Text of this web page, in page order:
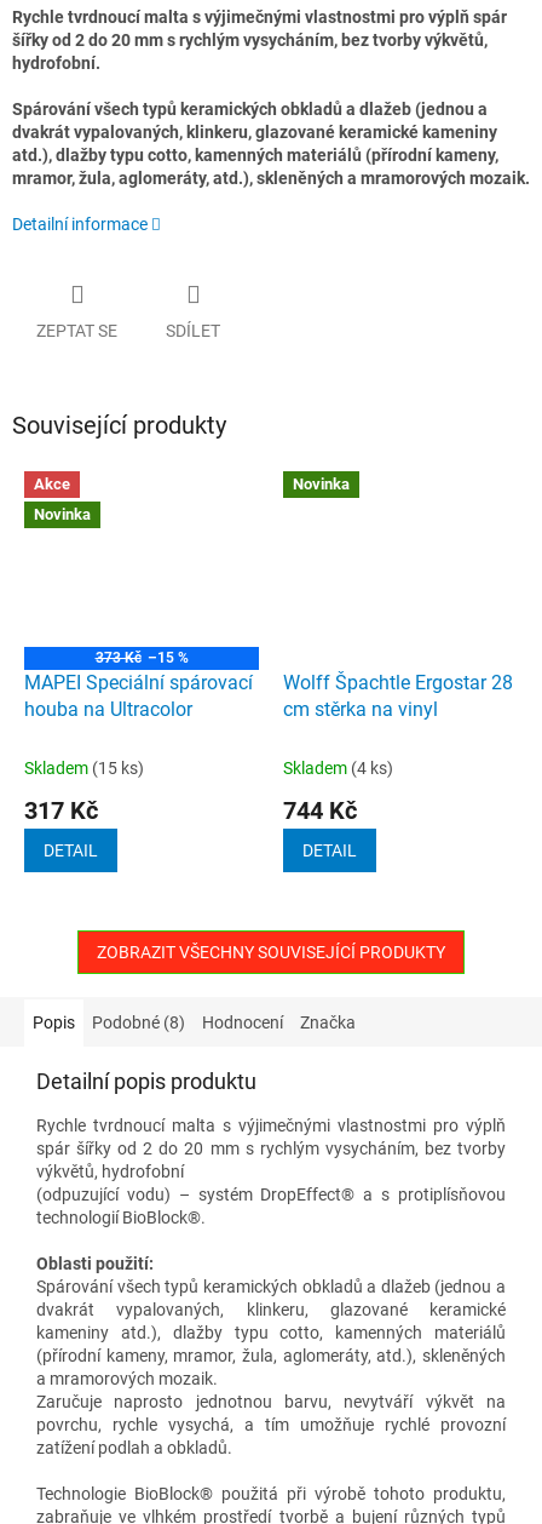
Rychle tvrdnoucí malta s výjimečnými vlastnostmi pro výplň spár
šířky od 2 do 20 mm s rychlým vysycháním, bez tvorby výkvětů,
hydrofobní.
Spárování všech typů keramických obkladů a dlažeb (jednou a
dvakrát vypalovaných, klinkeru, glazované keramické kameniny
atd.), dlažby typu cotto, kamenných materiálů (přírodní kameny,
mramor, žula, aglomeráty, atd.), skleněných a mramorových mozaik.
Detailní informace
ZEPTAT SE SDÍLET
Související produkty
Akce
Novinka
373 Kč –15 %
MAPEI Speciální spárovací
houba na Ultracolor
Skladem (15 ks)
317 Kč
DETAIL
Novinka
Wolff Špachtle Ergostar 28
cm stěrka na vinyl
Skladem (4 ks)
744 Kč
DETAIL
ZOBRAZIT VŠECHNY SOUVISEJÍCÍ PRODUKTY
Popis Podobné (8) Hodnocení Značka
Detailní popis produktu
Rychle tvrdnoucí malta s výjimečnými vlastnostmi pro výplň
spár šířky od 2 do 20 mm s rychlým vysycháním, bez tvorby
výkvětů, hydrofobní
(odpuzující vodu) – systém DropEffect® a s protiplísňovou
technologií BioBlock®.
Oblasti použití:
Spárování všech typů keramických obkladů a dlažeb (jednou a
dvakrát vypalovaných, klinkeru, glazované keramické
kameniny atd.), dlažby typu cotto, kamenných materiálů
(přírodní kameny, mramor, žula, aglomeráty, atd.), skleněných
a mramorových mozaik.
Zaručuje naprosto jednotnou barvu, nevytváří výkvět na
povrchu, rychle vysychá, a tím umožňuje rychlé provozní
zatížení podlah a obkladů.
Technologie BioBlock® použitá při výrobě tohoto produktu,
zabraňuje ve vlhkém prostředí tvorbě a bujení různých typů